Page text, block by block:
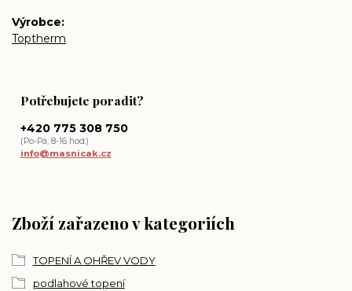
Výrobce
Toptherm
Zboží zařazeno v kategoriích
TOPENÍ A OHŘEV VODY
podlahové topení
Potřebujete poradit?
+420 775 308 750
(Po-Pá, 8-16 hod.)
info@masnicak.cz